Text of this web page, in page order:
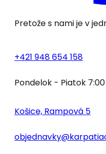
Pretože s nami je v
+421 948 654 158
Pondelok - Piatok
Košice, Rampová 5